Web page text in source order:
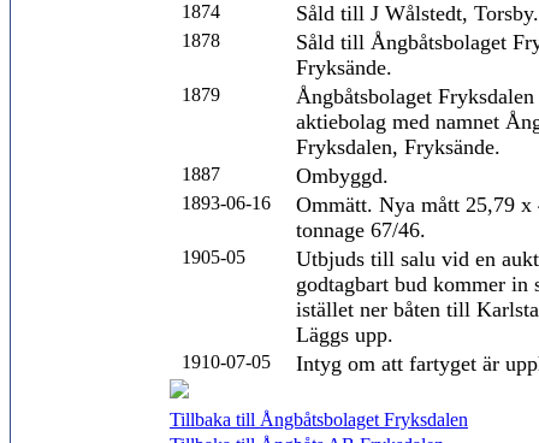
1874 Såld till J Wålstedt, Torsby.
1878
Såld till Ångbåtsbolaget
Fryksände.
1879
Ångbåtsbolaget
aktiebolag med namnet
Fryksdalen, Fryksände.
1887 Ombyggd.
1893-06-16
Ommätt. Nya mått 25,79
tonnage 67/46.
1905-05
Utbjuds till salu vid en
godtagbart bud kommer in
istället ner båten till
Läggs upp.
1910-07-05 Intyg om att fartyget är
Tillbaka till Ångbåtsbolaget Fryksdalen